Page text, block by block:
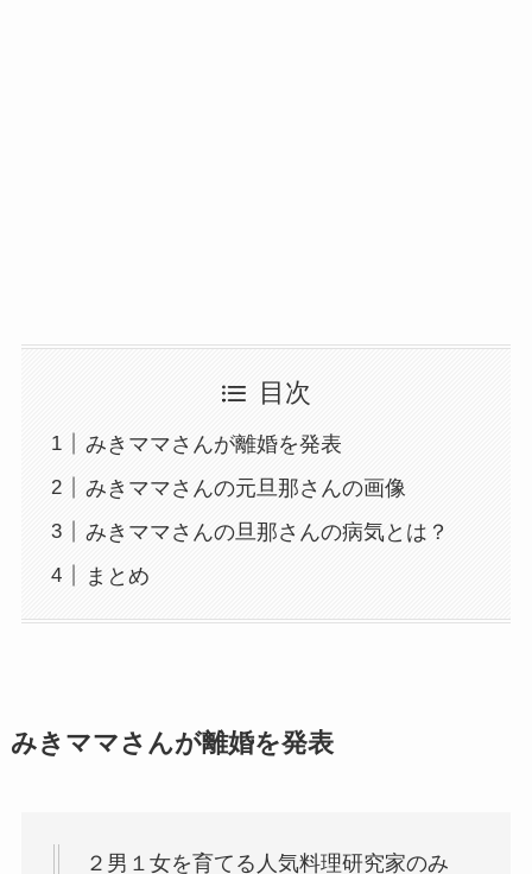
目次
みきママさんが離婚を発表
みきママさんの元旦那さんの画像
みきママさんの旦那さんの病気とは？
まとめ
みきママさんが離婚を発表
２男１女を育てる人気料理研究家のみ